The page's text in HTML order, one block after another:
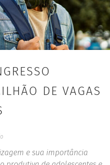
DE VAGAS
e sua importância